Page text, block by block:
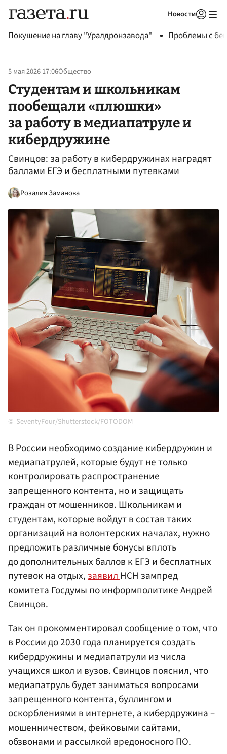
Новости
Покушение на главу "Уралдронзавода" Проблемы с
5 мая 2026 17:06Общество
Студентам и школьникам
пообещали «плюшки»
за работу в медиапатруле и
кибердружине
Свинцов: за работу в кибердружинах наградят
баллами ЕГЭ и бесплатными путевками
Розалия Заманова
SeventyFour/Shutterstock/FOTODOM
В России необходимо создание кибердружин и
медиапатрулей, которые будут не только
контролировать распространение
запрещенного контента, но и защищать
граждан от мошенников. Школьникам и
студентам, которые войдут в состав таких
организаций на волонтерских началах, нужно
предложить различные бонусы вплоть
до дополнительных баллов к ЕГЭ и бесплатных
путевок на отдых,заявилНСН зампред
комитетаГосдумыпо информполитике Андрей
Свинцов.
Так он прокомментировал сообщение о том, что
в России до 2030 года планируется создать
кибердружины и медиапатрули из числа
учащихся школ и вузов. Свинцов пояснил, что
медиапатруль будет заниматься вопросами
запрещенного контента, буллингом и
оскорблениями в интернете, а кибердружина –
мошенничеством, фейковыми сайтами,
обзвонами и рассылкой вредоносного ПО.